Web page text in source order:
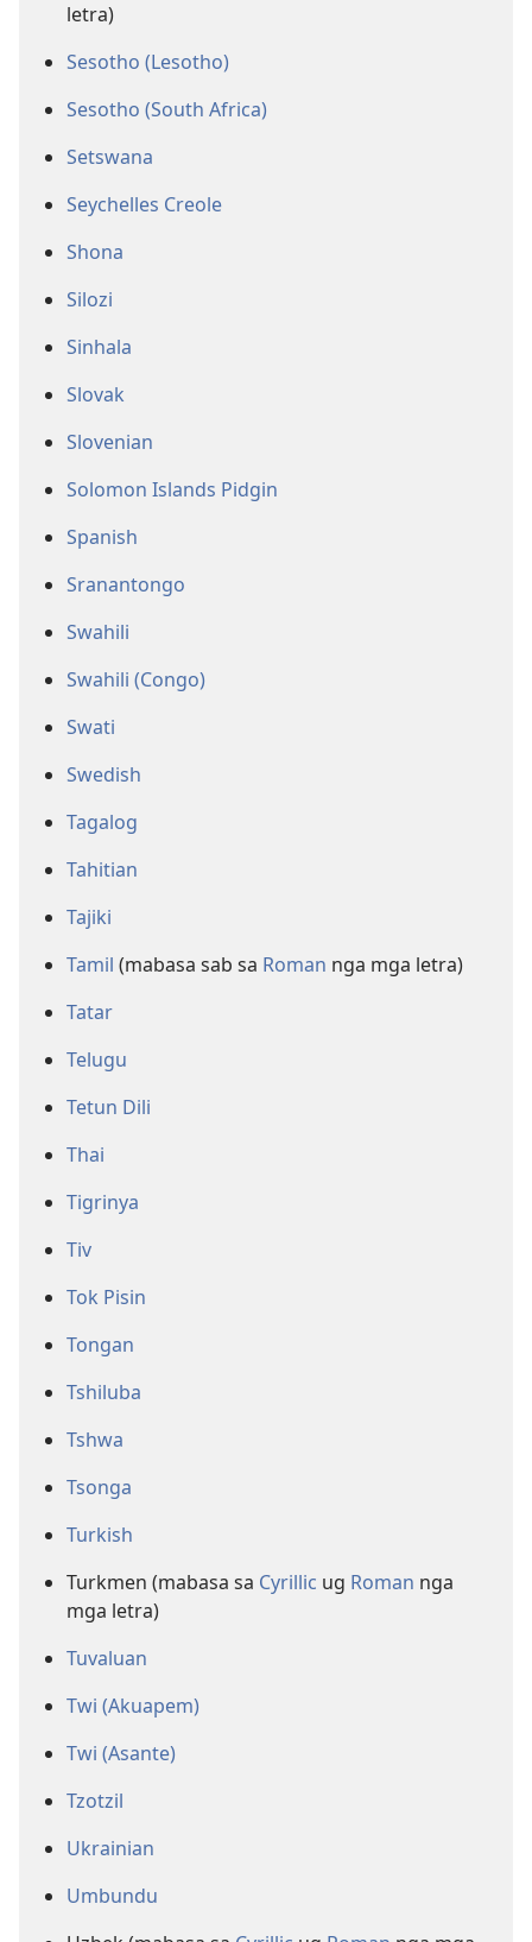
letra)
Sesotho (Lesotho)
Sesotho (South Africa)
Setswana
Seychelles Creole
Shona
Silozi
Sinhala
Slovak
Slovenian
Solomon Islands Pidgin
Spanish
Sranantongo
Swahili
Swahili (Congo)
Swati
Swedish
Tagalog
Tahitian
Tajiki
Tamil (mabasa sab sa Roman nga mga letra)
Tatar
Telugu
Tetun Dili
Thai
Tigrinya
Tiv
Tok Pisin
Tongan
Tshiluba
Tshwa
Tsonga
Turkish
Turkmen (mabasa sa Cyrillic ug Roman nga
mga letra)
Tuvaluan
Twi (Akuapem)
Twi (Asante)
Tzotzil
Ukrainian
Umbundu